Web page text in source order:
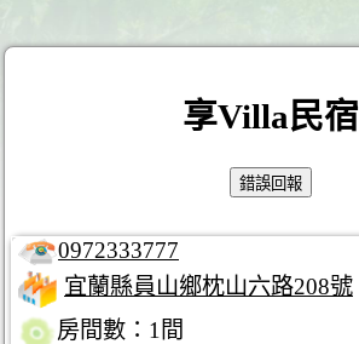
享Villa民宿
0972333777
宜蘭縣員山鄉枕山六路208號
房間數：1間